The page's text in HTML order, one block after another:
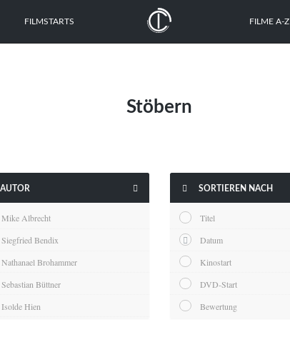
FILMSTARTS FILME A-Z
Stöbern
AUTOR 
Mike Albrecht
Siegfried Bendix
Nathanael Brohammer
Sebastian Büttner
Isolde Hien
 SORTIEREN NACH
Titel
Datum
Kinostart
DVD-Start
Bewertung